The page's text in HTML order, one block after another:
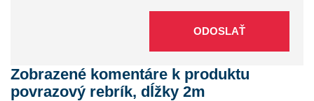
ODOSLAŤ
Zobrazené komentáre k produktu
povrazový rebrík, dĺžky 2m